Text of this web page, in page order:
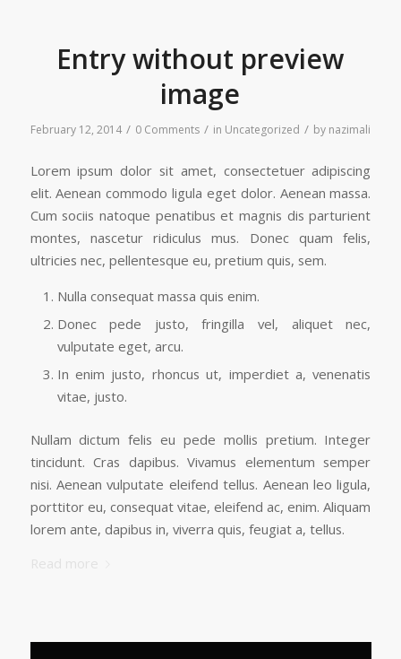
Entry without preview
image
February 12, 2014 / 0 Comments / in Uncategorized / by nazimali
Lorem ipsum dolor sit amet, consectetuer adipiscing
elit. Aenean commodo ligula eget dolor. Aenean massa.
Cum sociis natoque penatibus et magnis dis parturient
montes, nascetur ridiculus mus. Donec quam felis,
ultricies nec, pellentesque eu, pretium quis, sem.
Nulla consequat massa quis enim.
Donec pede justo, fringilla vel, aliquet nec,
vulputate eget, arcu.
In enim justo, rhoncus ut, imperdiet a, venenatis
vitae, justo.
Nullam dictum felis eu pede mollis pretium. Integer
tincidunt. Cras dapibus. Vivamus elementum semper
nisi. Aenean vulputate eleifend tellus. Aenean leo ligula,
porttitor eu, consequat vitae, eleifend ac, enim. Aliquam
lorem ante, dapibus in, viverra quis, feugiat a, tellus.